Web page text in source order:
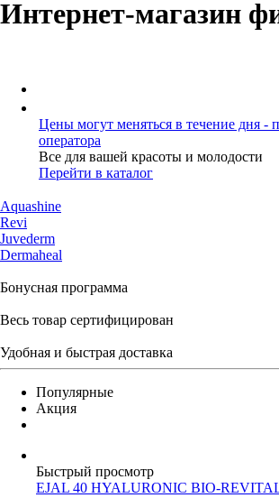
Интернет-магазин
Цены могут меняться в течение дня -
оператора
Все для вашей красоты и молодости
Перейти в каталог
Aquashine
Revi
Juvederm
Dermaheal
Бонусная программа
Весь товар сертифицирован
Удобная и быстрая доставка
Популярные
Акция
Быстрый просмотр
EJAL 40 HYALURONIC BIO-